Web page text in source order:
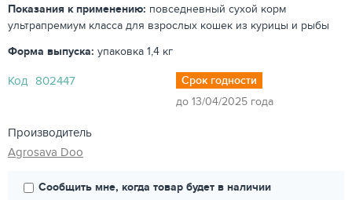
Показания к применению: повседневный сухой корм
ультрапремиум класса для взрослых кошек из курицы и рыбы
Форма выпуска: упаковка 1,4 кг
Код 802447
Срок годности
до 13/04/2025 года
Производитель
Agrosava Doo
Сообщить мне, когда товар будет в наличии